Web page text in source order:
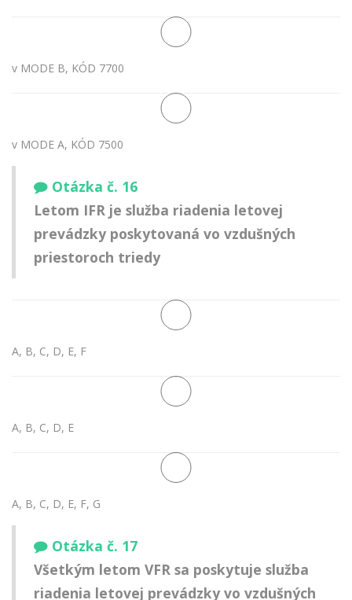
v MODE B, KÓD 7700
v MODE A, KÓD 7500
Otázka č. 16
Letom IFR je služba riadenia letovej
prevádzky poskytovaná vo vzdušných
priestoroch triedy
A, B, C, D, E, F
A, B, C, D, E
A, B, C, D, E, F, G
Otázka č. 17
Všetkým letom VFR sa poskytuje služba
riadenia letovej prevádzky vo vzdušných